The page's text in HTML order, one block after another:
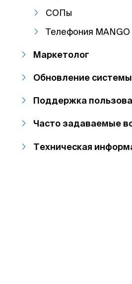
СОПы
Телефония MANGO
Маркетолог
Обновление системы
Поддержка
Часто задаваемые
Техническая